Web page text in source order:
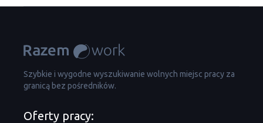
Szybkie i wygodne wyszukiwanie wolnych miejsc pracy za
granicą bez pośredników.
Oferty pracy: